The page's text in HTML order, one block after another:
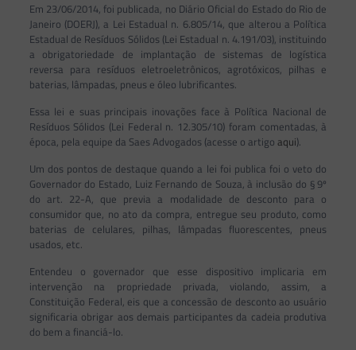
Em 23/06/2014, foi publicada, no Diário Oficial do Estado do Rio de
Janeiro (DOERJ), a Lei Estadual n. 6.805/14, que alterou a Política
Estadual de Resíduos Sólidos (Lei Estadual n. 4.191/03), instituindo
a obrigatoriedade de implantação de sistemas de logística
reversa para resíduos eletroeletrônicos, agrotóxicos, pilhas e
baterias, lâmpadas, pneus e óleo lubrificantes.
Essa lei e suas principais inovações face à Política Nacional de
Resíduos Sólidos (Lei Federal n. 12.305/10) foram comentadas, à
época, pela equipe da Saes Advogados (acesse o artigo aqui).
Um dos pontos de destaque quando a lei foi publica foi o veto do
Governador do Estado, Luiz Fernando de Souza, à inclusão do § 9º
do art. 22-A, que previa a modalidade de desconto para o
consumidor que, no ato da compra, entregue seu produto, como
baterias de celulares, pilhas, lâmpadas fluorescentes, pneus
usados, etc.
Entendeu o governador que esse dispositivo implicaria em
intervenção na propriedade privada, violando, assim, a
Constituição Federal, eis que a concessão de desconto ao usuário
significaria obrigar aos demais participantes da cadeia produtiva
do bem a financiá-lo.